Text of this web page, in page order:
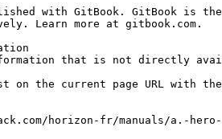
with GitBook. GitBook is
Learn more at gitbook.com.
that is not directly
on the current page URL
horizon-fr/manuals/a.-hero-